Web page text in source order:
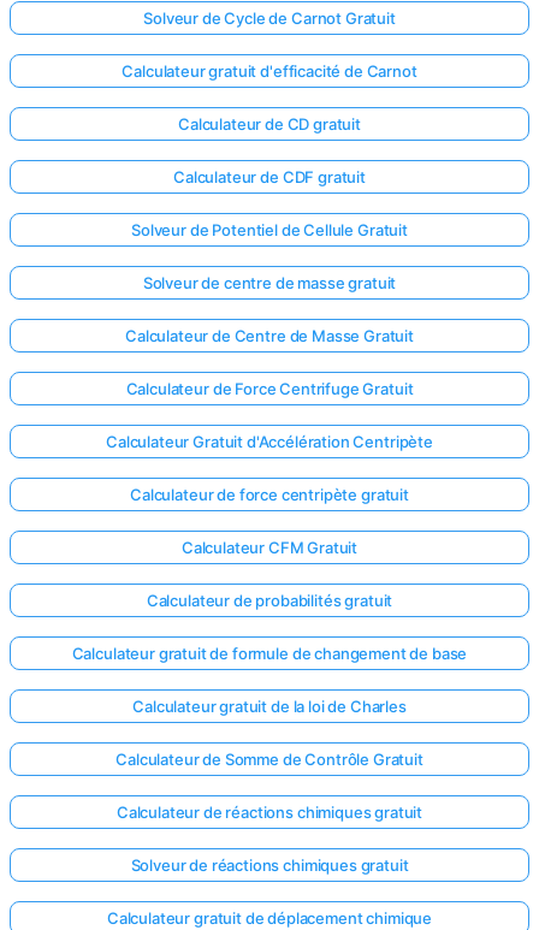
Solveur de Cycle de Carnot Gratuit
Calculateur gratuit d'efficacité de Carnot
Calculateur de CD gratuit
Calculateur de CDF gratuit
Solveur de Potentiel de Cellule Gratuit
Solveur de centre de masse gratuit
Calculateur de Centre de Masse Gratuit
Calculateur de Force Centrifuge Gratuit
Calculateur Gratuit d'Accélération Centripète
Calculateur de force centripète gratuit
Calculateur CFM Gratuit
Calculateur de probabilités gratuit
Calculateur gratuit de formule de changement de base
Calculateur gratuit de la loi de Charles
Calculateur de Somme de Contrôle Gratuit
Calculateur de réactions chimiques gratuit
Solveur de réactions chimiques gratuit
Calculateur gratuit de déplacement chimique